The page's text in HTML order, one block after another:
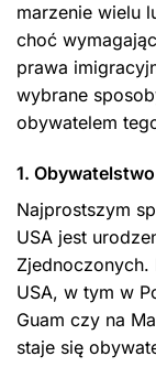
marzenie wielu
choć
prawa
wybrane
obywatelem
1.
Najprostszym
USA jest
Zjednoczonych.
USA, w tym w
Guam czy na
staje się